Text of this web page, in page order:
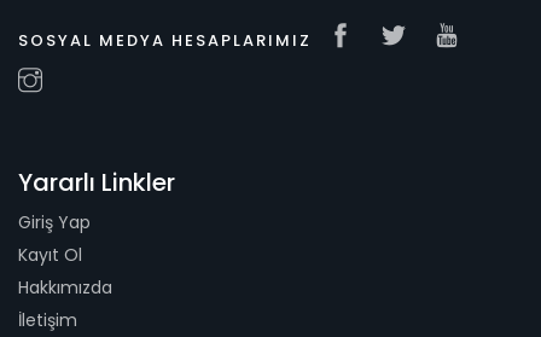
SOSYAL MEDYA HESAPLARIMIZ
Yararlı Linkler
Giriş Yap
Kayıt Ol
Hakkımızda
İletişim